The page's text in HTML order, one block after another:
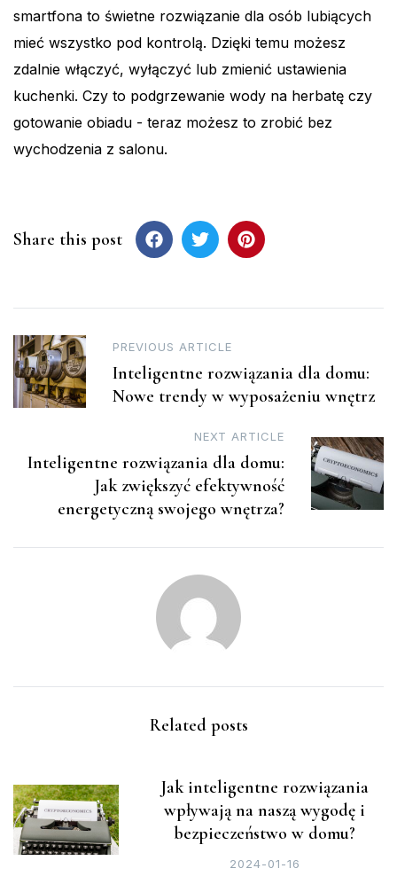
smartfona to świetne rozwiązanie dla osób lubiących
mieć wszystko pod kontrolą. Dzięki temu możesz
zdalnie włączyć, wyłączyć lub zmienić ustawienia
kuchenki. Czy to podgrzewanie wody na herbatę czy
gotowanie obiadu - teraz możesz to zrobić bez
wychodzenia z salonu.
Share this post
Post
navigation
PREVIOUS ARTICLE
Inteligentne rozwiązania dla domu:
Nowe trendy w wyposażeniu wnętrz
NEXT ARTICLE
Inteligentne rozwiązania dla domu:
Jak zwiększyć efektywność
energetyczną swojego wnętrza?
Related posts
Jak inteligentne rozwiązania
wpływają na naszą wygodę i
bezpieczeństwo w domu?
2024-01-16